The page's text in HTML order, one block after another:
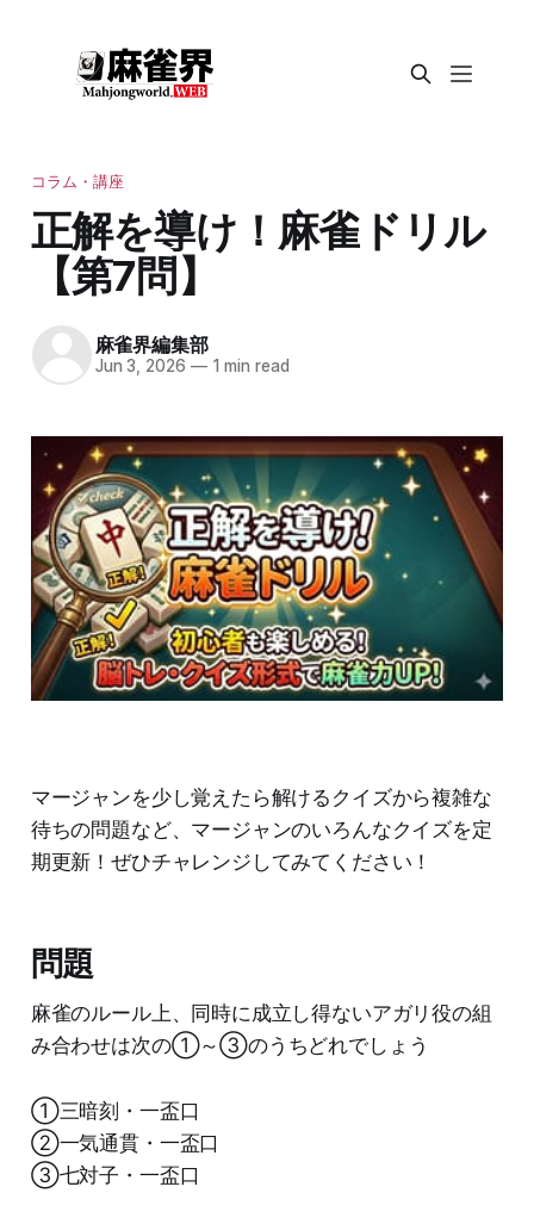
コラム・講座
正解を導け！麻雀ドリル
【第7問】
麻雀界編集部
Jun 3, 2026 —1 min read
マージャンを少し覚えたら解けるクイズから複雑な
待ちの問題など、マージャンのいろんなクイズを定
期更新！ぜひチャレンジしてみてください！
問題
麻雀のルール上、同時に成立し得ないアガリ役の組
み合わせは次の①～③のうちどれでしょう
①三暗刻・一盃口
②一気通貫・一盃口
③七対子・一盃口